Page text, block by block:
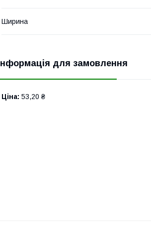
Ширина
Інформація для замовлення
Ціна: 53,20 ₴